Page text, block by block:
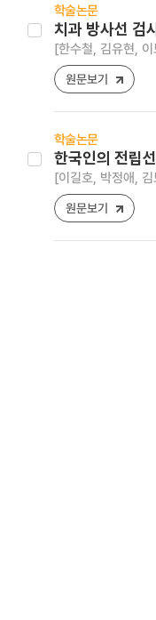
학술논문
치과 방사선 검
[한수철, 김유현,
원문보기
학술논문
한국인의 전립
[이길호, 박정애,
원문보기